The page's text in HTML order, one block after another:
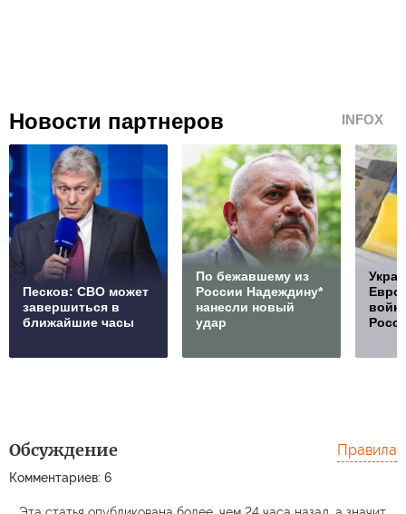
Новости партнеров INFOX
Песков: СВО может
завершиться в
ближайшие часы
По бежавшему из
России Надеждину*
нанесли новый
удар
Обсуждение
Комментариев: 6
Правила